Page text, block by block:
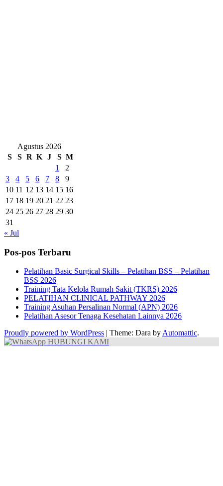
Agustus 2026
S
S R K J S M
1
2
3
4 5 6 7 8
9
10 11 12 13 14 15 16
17 18 19 20 21 22 23
24 25 26 27 28 29 30
31
« Jul
Pos-pos Terbaru
Pelatihan Basic Surgical Skills – Pelatihan BSS – Pelatihan
BSS 2026
Training Tata Kelola Rumah Sakit (TKRS) 2026
PELATIHAN CLINICAL PATHWAY 2026
Training Asuhan Persalinan Normal (APN) 2026
Pelatihan Asesor Tenaga Kesehatan Lainnya 2026
Proudly powered by WordPress | Theme: Dara byAutomattic.
HUBUNGI KAMI